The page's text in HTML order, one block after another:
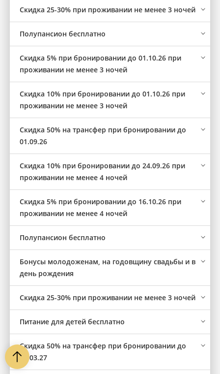
Cкидка 25-30% при проживании не менее 3 ночей
Полупансион бесплатно
Скидка 5% при бронировании до 01.10.26 при
проживании не менее 3 ночей
Скидка 10% при бронировании до 01.10.26 при
проживании не менее 3 ночей
Скидка 50% на трансфер при бронировании до
01.09.26
Скидка 10% при бронировании до 24.09.26 при
проживании не менее 4 ночей
Скидка 5% при бронировании до 16.10.26 при
проживании не менее 4 ночей
Полупансион бесплатно
Бонусы молодоженам, на годовщину свадьбы и в
день рождения
Cкидка 25-30% при проживании не менее 3 ночей
Питание для детей бесплатно
Скидка 50% на трансфер при бронировании до
31.03.27